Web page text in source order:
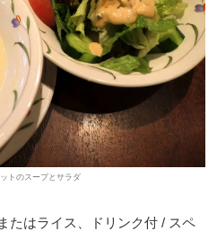
トのスープとサラダ
たはライス、ドリンク付 / スペ